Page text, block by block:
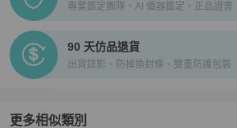
專業鑑定團隊、AI 儀器鑑定、正品證書
90 天仿品退貨
出貨錄影、防掉換封條、雙重防護包裝
更多相似類別